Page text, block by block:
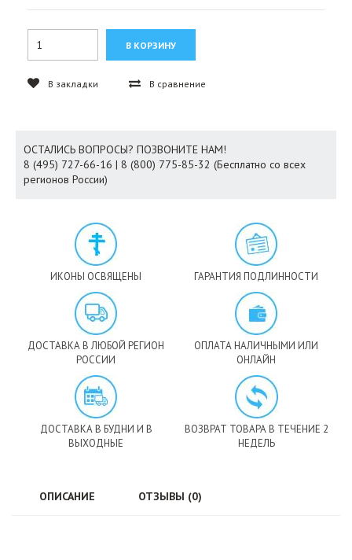
В закладки В сравнение
ОСТАЛИСЬ ВОПРОСЫ? ПОЗВОНИТЕ НАМ!
8 (495) 727-66-16 | 8 (800) 775-85-32 (Бесплатно со всех
регионов России)
ИКОНЫ ОСВЯЩЕНЫ ГАРАНТИЯ ПОДЛИННОСТИ
ДОСТАВКА В ЛЮБОЙ РЕГИОН
РОССИИ
ОПЛАТА НАЛИЧНЫМИ ИЛИ
ОНЛАЙН
ДОСТАВКА В БУДНИ И В
ВЫХОДНЫЕ
ВОЗВРАТ ТОВАРА В ТЕЧЕНИЕ 2
НЕДЕЛЬ
ОПИСАНИЕ ОТЗЫВЫ (0)